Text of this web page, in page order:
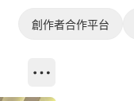
創作者合作平台